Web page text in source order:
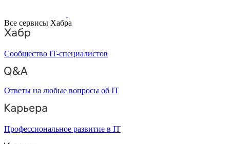
Все сервисы Хабра
Сообщество IT-специалистов
Ответы на любые вопросы об IT
Профессиональное развитие в IT